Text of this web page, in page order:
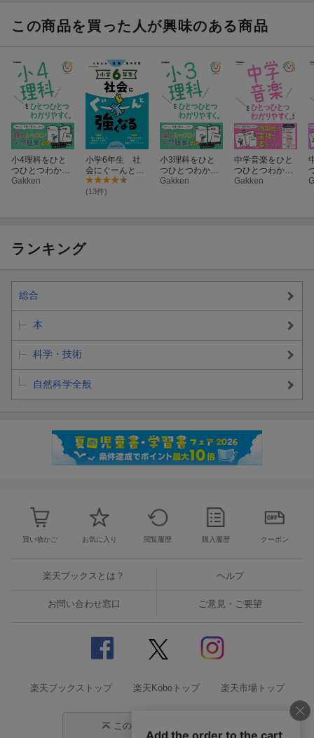
この商品を買った人が興味のある商品
小4理科をひと
つひとつわかり
やすく。
Gakken
小学6年生 社
会にぐーんと強
くなる
(13件)
小3理科をひと
つひとつわかり
やすく。
Gakken
中学音楽をひと
つひとつわかり
やすく。改訂版
Gakken
ランキング
総合
本
科学・技術
自然科学全般
買い物かご お気に入り 閲覧履歴 購入履歴 クーポン
楽天ブックスとは？ ヘルプ
お問い合わせ窓口 ご意見・ご要望
楽天ブックストップ 楽天Koboトップ 楽天市場トップ
このページの先頭に戻る